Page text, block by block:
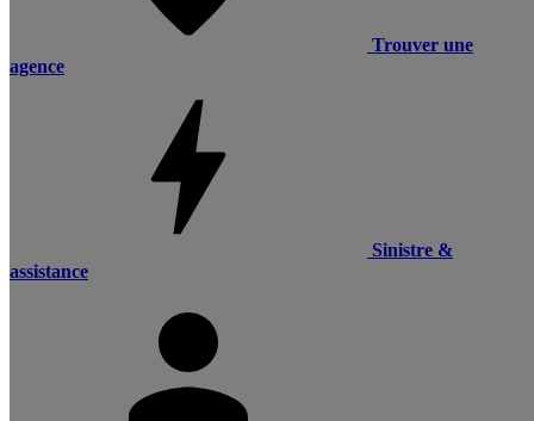
Trouver une
agence
Sinistre &
assistance